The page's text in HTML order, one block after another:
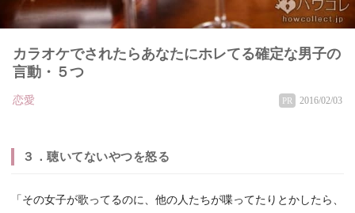
カラオケでされたらあなたにホレてる確定な男子の
言動・５つ
恋愛 PR 2016/02/03
３．聴いてないやつを怒る
「その女子が歌ってるのに、他の人たちが喋ってたりとかしたら、